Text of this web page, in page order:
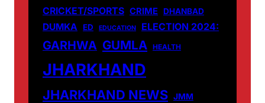
CRICKET/SPORTS CRIME DHANBAD
DUMKA ED EDUCATION ELECTION 2024:
GARHWA GUMLA HEALTH
JHARKHAND
JHARKHAND NEWS JMM